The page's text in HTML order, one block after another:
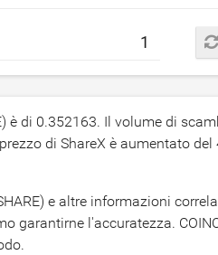
è di 0.352163. Il volume di
di ShareX è aumentato del
e altre informazioni
garantirne l'accuratezza.